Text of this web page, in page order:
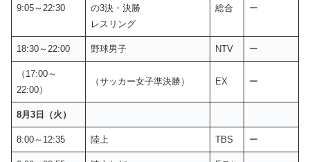
9:05～22:30
の3決・決勝
レスリング
総合 ー
18:30～22:00 野球男子 NTV ー
（17:00～
22:00）
（サッカー女子準決勝） EX ー
8月3日（火）
8:00～12:35 陸上 TBS ー